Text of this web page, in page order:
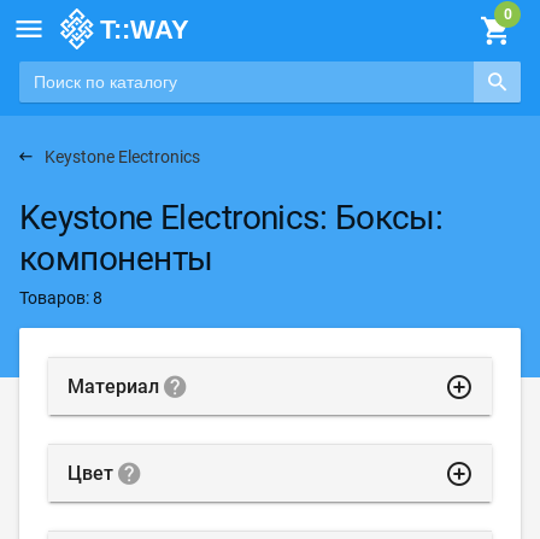

Keystone Electronics
Keystone Electronics: Боксы:
компоненты
Товаров: 8
highlight_off
Материал
highlight_off
Цвет